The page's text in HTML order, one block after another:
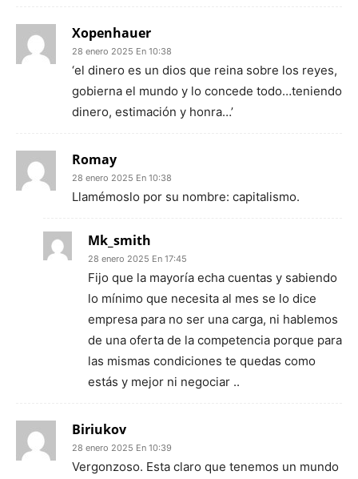
Xopenhauer
28 enero 2025 En 10:38
‘el dinero es un dios que reina sobre los reyes,
gobierna el mundo y lo concede todo…teniendo
dinero, estimación y honra…’
Romay
28 enero 2025 En 10:38
Llamémoslo por su nombre: capitalismo.
Mk_smith
28 enero 2025 En 17:45
Fijo que la mayoría echa cuentas y sabiendo
lo mínimo que necesita al mes se lo dice
empresa para no ser una carga, ni hablemos
de una oferta de la competencia porque para
las mismas condiciones te quedas como
estás y mejor ni negociar ..
Biriukov
28 enero 2025 En 10:39
Vergonzoso. Esta claro que tenemos un mundo